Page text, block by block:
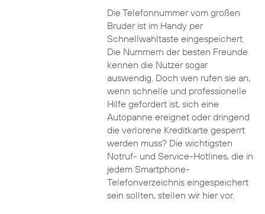
Die Telefonnummer vom großen
Bruder ist im Handy per
Schnellwahltaste eingespeichert.
Die Nummern der besten Freunde
kennen die Nutzer sogar
auswendig. Doch wen rufen sie an,
wenn schnelle und professionelle
Hilfe gefordert ist, sich eine
Autopanne ereignet oder dringend
die verlorene Kreditkarte gesperrt
werden muss? Die wichtigsten
Notruf- und Service-Hotlines, die in
jedem Smartphone-
Telefonverzeichnis eingespeichert
sein sollten, stellen wir hier vor.